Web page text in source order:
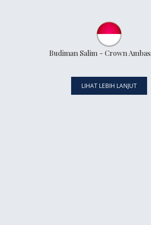
Budiman Salim - Crown
LIHAT LEBIH LANJUT